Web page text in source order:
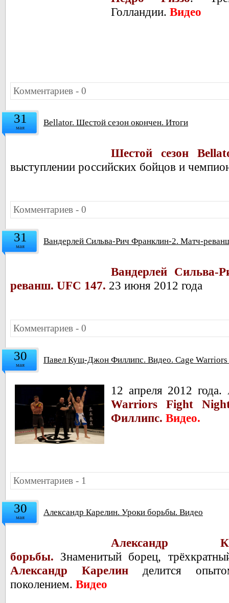
Голландии. Видео
Комментариев - 0
31
мая Bellator. Шестой сезон окончен. Итоги
Шестой сезон
выступлении российских бойцов и
Комментариев - 0
31
мая Вандерлей Сильва-Рич Франклин-2. Матч-
Вандерлей
реванш. UFC 147. 23 июня 2012 года
Комментариев - 0
30
мая Павел Кущ-Джон Филлипс. Видео. Cage
12 апреля 2012
Warriors Fight
Филлипс. Видео.
Комментариев - 1
30
мая Александр Карелин. Уроки борьбы. Видео
Александр
борьбы. Знаменитый борец,
Александр Карелин делится
поколением. Видео